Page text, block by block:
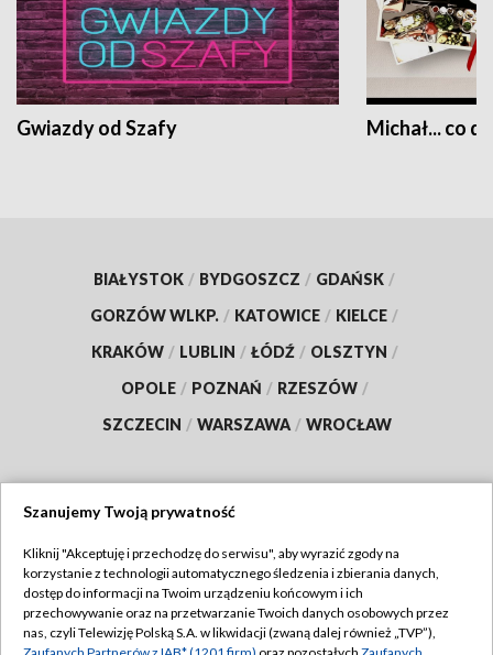
Gwiazdy od Szafy Michał... co
BIAŁYSTOK / BYDGOSZCZ / GDAŃSK /
GORZÓW WLKP. / KATOWICE / KIELCE /
KRAKÓW / LUBLIN / ŁÓDŹ / OLSZTYN /
OPOLE / POZNAŃ / RZESZÓW /
SZCZECIN / WARSZAWA / WROCŁAW
TVP
Abonament TVP
Emisja w TVP
Regulamin TVP
Szanujemy Twoją prywatność
Kliknij "Akceptuję i przechodzę do serwisu", aby wyrazić zgody na
korzystanie z technologii automatycznego śledzenia i zbierania danych,
dostęp do informacji na Twoim urządzeniu końcowym i ich
przechowywanie oraz na przetwarzanie Twoich danych osobowych przez
nas, czyli Telewizję Polską S.A. w likwidacji (zwaną dalej również „TVP”),